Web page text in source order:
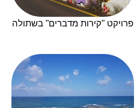
פרויקט "קירות מדברים" בשתולה